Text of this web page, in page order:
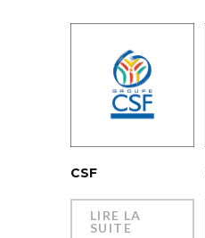
CSF
LIRE LA
SUITE